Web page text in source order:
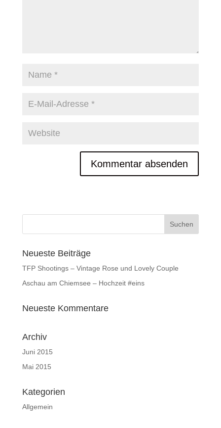
Neueste Beiträge
TFP Shootings – Vintage Rose und Lovely Couple
Aschau am Chiemsee – Hochzeit #eins
Neueste Kommentare
Archiv
Juni 2015
Mai 2015
Kategorien
Allgemein